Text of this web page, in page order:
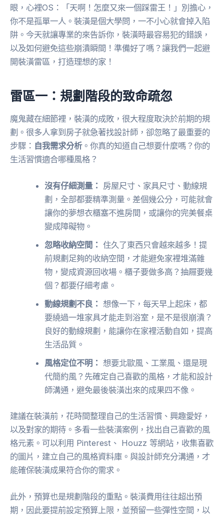
眼，心裡OS：「天啊！怎麼又來一個踩雷王！」別擔心，
你不是孤單一人。裝潢是個大學問，一不小心就會掉入陷
阱。今天就讓專業的來告訴你，裝潢時最容易犯的錯誤，
以及如何避免這些崩潰瞬間！準備好了嗎？讓我們一起避
開裝潢雷區，打造理想的家！
雷區一：規劃階段的致命疏忽
魔鬼藏在細節裡，裝潢的成敗，很大程度取決於前期的規
劃。很多人拿到房子就急著找設計師，卻忽略了最重要的
步驟： 自我需求分析。你真的知道自己想要什麼嗎？你的
生活習慣適合哪種風格？
沒有仔細測量： 房屋尺寸、家具尺寸、動線規
劃，全部都要精準測量。差個幾公分，可能就會
讓你的夢想衣櫃塞不進房間，或讓你的完美餐桌
變成障礙物。
忽略收納空間： 住久了東西只會越來越多！提
前規劃足夠的收納空間，才能避免家裡堆滿雜
物，變成資源回收場。櫃子要做多高？抽屜要幾
個？都要仔細考慮。
動線規劃不良： 想像一下，每天早上起床，都
要繞過一堆家具才能走到浴室，是不是很崩潰？
良好的動線規劃，能讓你在家裡活動自如，提高
生活品質。
風格定位不明： 想要北歐風、工業風、還是現
代簡約風？先確定自己喜歡的風格，才能和設計
師溝通，避免最後裝潢出來的成果四不像。
建議在裝潢前，花時間整理自己的生活習慣、興趣愛好，
以及對家的期待。多看一些裝潢案例，找出自己喜歡的風
格元素。可以利用 Pinterest、 Houzz 等網站，收集喜歡
的圖片，建立自己的風格資料庫。與設計師充分溝通，才
能確保裝潢成果符合你的需求。
此外，預算也是規劃階段的重點。裝潢費用往往超出預
期，因此要提前設定預算上限，並預留一些彈性空間，以